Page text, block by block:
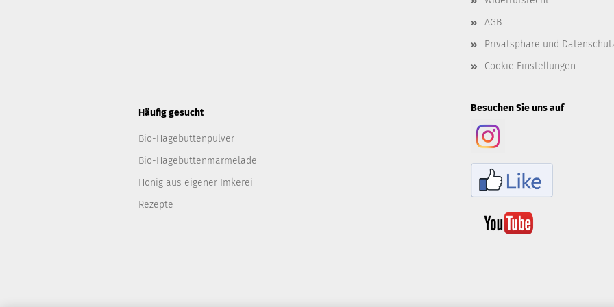
AGB
Privatsphäre und
Cookie Einstellungen
Häufig gesucht
Bio-Hagebuttenpulver
Bio-Hagebuttenmarmelade
Honig aus eigener Imkerei
Rezepte
Besuchen Sie uns auf